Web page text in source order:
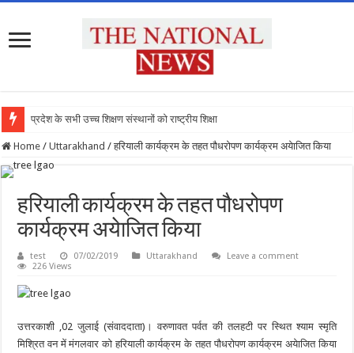
प्रदेश के सभी उच्च शिक्षण संस्थानों को राष्ट्रीय शिक्षा नी
Home / Uttarakhand / हरियाली कार्यक्रम के तहत पौधरोपण कार्यक्रम अयेाजित किया
हरियाली कार्यक्रम के तहत पौधरोपण
कार्यक्रम अयेाजित किया
test 07/02/2019 Uttarakhand
Leave a comment
226 Views
उत्तरकाशी ,02 जुलाई (संवाददाता)। वरुणावत पर्वत की तलहटी पर स्थित श्याम स्मृति
मिश्रित वन में मंगलवार को हरियाली कार्यक्रम के तहत पौधरोपण कार्यक्रम अयेाजित किया